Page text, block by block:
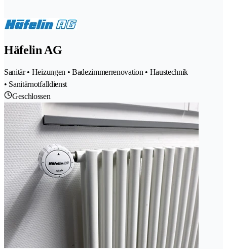
Häfelin AG
Sanitär • Heizungen • Badezimmerrenovation • Haustechnik
• Sanitärnotfalldienst
Geschlossen